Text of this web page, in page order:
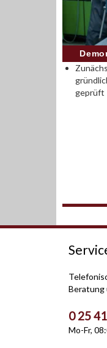
geprüft
Beratung
0 25
Mo-Fr,